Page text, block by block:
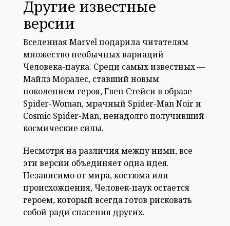
Другие известные
версии
Вселенная Marvel подарила читателям
множество необычных вариаций
Человека-паука. Среди самых известных —
Майлз Моралес, ставший новым
поколением героя, Гвен Стейси в образе
Spider-Woman, мрачный Spider-Man Noir и
Cosmic Spider-Man, ненадолго получивший
космические силы.
Несмотря на различия между ними, все
эти версии объединяет одна идея.
Независимо от мира, костюма или
происхождения, Человек-паук остается
героем, который всегда готов рисковать
собой ради спасения других.